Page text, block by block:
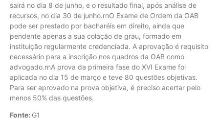
sairá no dia 8 de junho, e o resultado final, após análise de
recursos, no dia 30 de junho.rnO Exame de Ordem da OAB
pode ser prestado por bacharéis em direito, ainda que
pendente apenas a sua colação de grau, formado em
instituição regularmente credenciada. A aprovação é requisito
necessário para a inscrição nos quadros da OAB como
advogado.rnA prova da primeira fase do XVI Exame foi
aplicada no dia 15 de março e teve 80 questões objetivas.
Para ser aprovado na prova objetiva, é preciso acertar pelo
menos 50% das questões.
Fonte: G1